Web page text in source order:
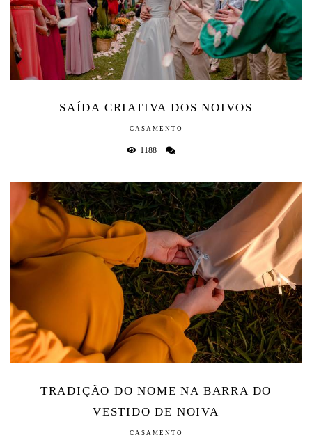
SAÍDA CRIATIVA DOS NOIVOS
CASAMENTO
1188
TRADIÇÃO DO NOME NA BARRA DO
VESTIDO DE NOIVA
CASAMENTO